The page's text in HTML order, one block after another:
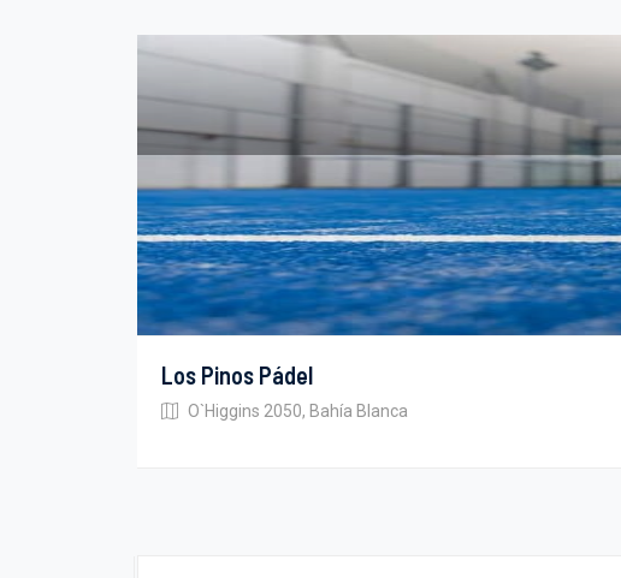
Los Pinos Pádel
O`Higgins 2050, Bahía Blanca